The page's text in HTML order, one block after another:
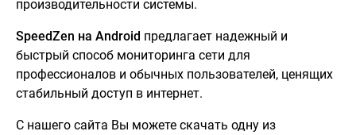
производительности системы.
SpeedZen на Android предлагает надежный и
быстрый способ мониторинга сети для
профессионалов и обычных пользователей, ценящих
стабильный доступ в интернет.
С нашего сайта Вы можете скачать одну из